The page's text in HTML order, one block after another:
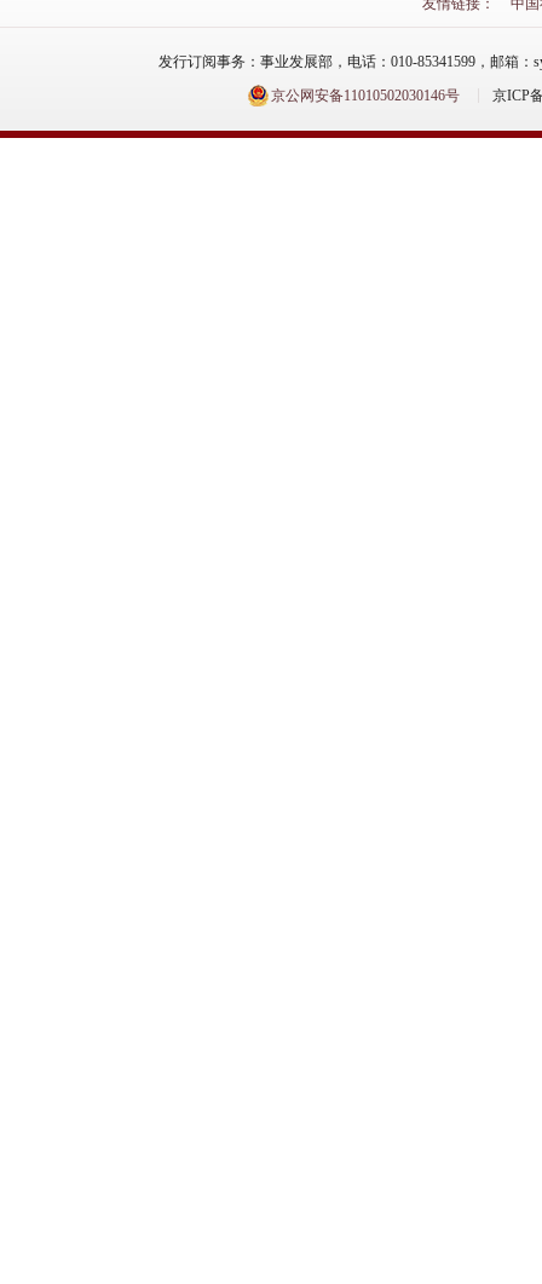
发行订阅事务：事业发展部，电话：010-85341599，邮箱：
京公网安备11010502030146号
京ICP